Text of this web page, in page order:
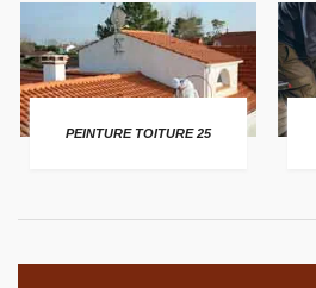
PEINTURE TOITURE 25